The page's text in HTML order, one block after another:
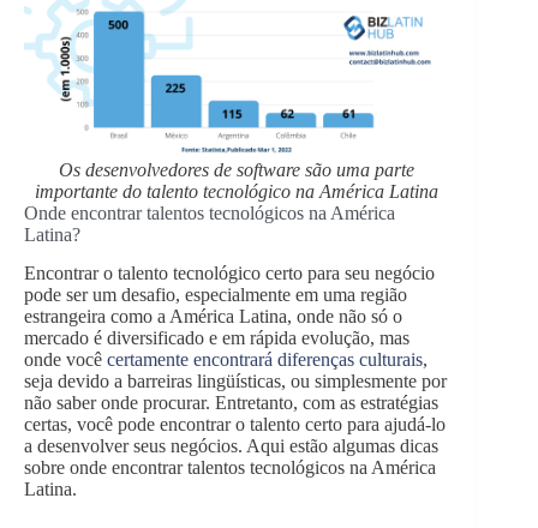
Os desenvolvedores de software são uma parte
importante do talento tecnológico na América Latina
Onde encontrar talentos tecnológicos na América
Latina?
Encontrar o talento tecnológico certo para seu negócio
pode ser um desafio, especialmente em uma região
estrangeira como a América Latina, onde não só o
mercado é diversificado e em rápida evolução, mas
onde você certamente encontrará diferenças culturais,
seja devido a barreiras lingüísticas, ou simplesmente por
não saber onde procurar. Entretanto, com as estratégias
certas, você pode encontrar o talento certo para ajudá-lo
a desenvolver seus negócios. Aqui estão algumas dicas
sobre onde encontrar talentos tecnológicos na América
Latina.